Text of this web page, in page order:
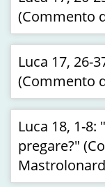
(Commento
Luca 17, 26-
(Commento
Luca 18, 1-
pregare?"